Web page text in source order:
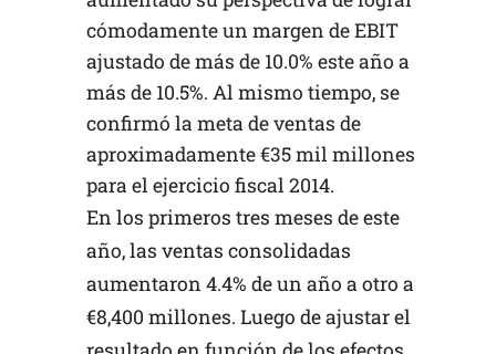
cómodamente un margen de EBIT
ajustado de más de 10.0% este año a
más de 10.5%. Al mismo tiempo, se
confirmó la meta de ventas de
aproximadamente €35 mil millones
para el ejercicio fiscal 2014.
En los primeros tres meses de este
año, las ventas consolidadas
aumentaron 4.4% de un año a otro a
€8,400 millones. Luego de ajustar el